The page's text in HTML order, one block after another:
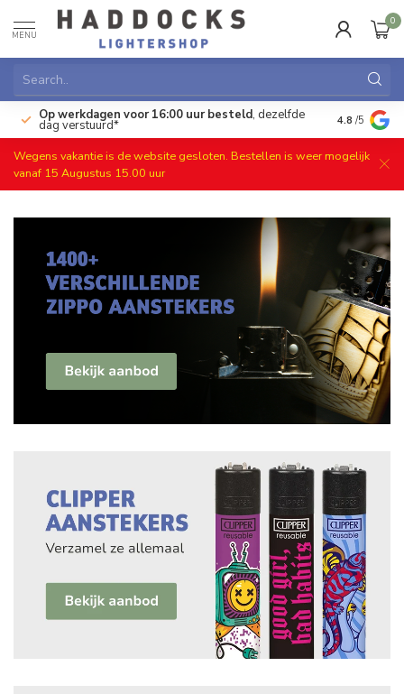
MENU
0
Op werkdagen voor 16:00 uur besteld, dezelfde
dag verstuurd* Gratis
4.8 /5
Wegens vakantie is de website gesloten. Bestellen is weer mogelijk
vanaf 15 Augustus 15.00 uur